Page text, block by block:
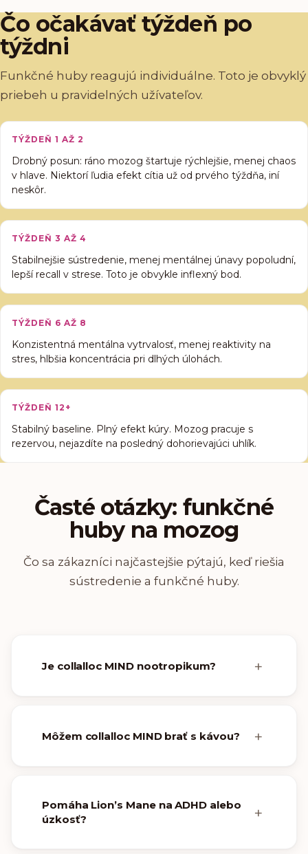
Čo očakávať týždeň po
týždni
Funkčné huby reagujú individuálne. Toto je obvyklý
priebeh u pravidelných užívateľov.
TÝŽDEŇ 1 AŽ 2
Drobný posun: ráno mozog štartuje rýchlejšie, menej chaos
v hlave. Niektorí ľudia efekt cítia už od prvého týždňa, iní
neskôr.
TÝŽDEŇ 3 AŽ 4
Stabilnejšie sústredenie, menej mentálnej únavy popoludní,
lepší recall v strese. Toto je obvykle inflexný bod.
TÝŽDEŇ 6 AŽ 8
Konzistentná mentálna vytrvalosť, menej reaktivity na
stres, hlbšia koncentrácia pri dlhých úlohách.
TÝŽDEŇ 12+
Stabilný baseline. Plný efekt kúry. Mozog pracuje s
rezervou, nejazdíte na posledný dohorievajúci uhlík.
Časté otázky: funkčné
huby na mozog
Čo sa zákazníci najčastejšie pýtajú, keď riešia
sústredenie a funkčné huby.
Je collalloc MIND nootropikum?
Môžem collalloc MIND brať s kávou?
Pomáha Lion’s Mane na ADHD alebo
úzkosť?